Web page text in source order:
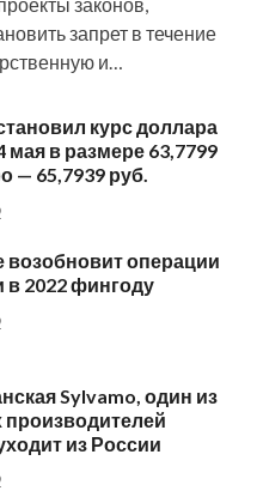
законов,
запрет в течение
и…
курс доллара
в размере 63,7799
— 65,7939 руб.
возобновит операции
в 2022 фингоду
Sylvamo, один из
из России